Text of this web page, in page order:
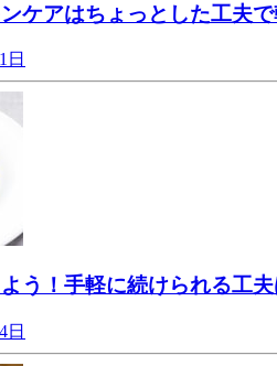
ケアはちょっとした工夫
日
う！手軽に続けられる工
日